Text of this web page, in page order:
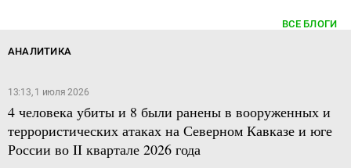
ВСЕ БЛОГИ
АНАЛИТИКА
13:13, 1 июля 2026
4 человека убиты и 8 были ранены в вооруженных и
террористических атаках на Северном Кавказе и юге
России во II квартале 2026 года